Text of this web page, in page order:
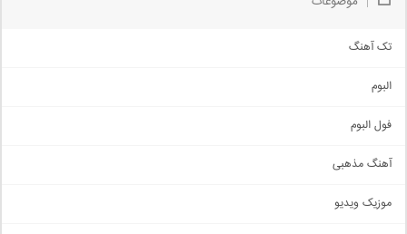
تک آهنگ
اجتماعی
حماسی
سنتی
البوم
فول البوم
آهنگ مذهبی
موزیک ویدیو